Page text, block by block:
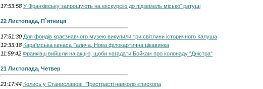
17:53:58 У Франківську запрошують на екскурсію до підземель міської ратуші
22 Листопада, П`ятниця
17:51:30 Для фондів краєзнавчого музею викупили три світлини історичного Калуша
12:33:18 Караїмська кенаса Галича. Нова філокартична цікавинка
11:59:42 Франківці вийшли на акцію, щоби нагадати Бойкам про колонаду "Дністра"
21 Листопада, Четвер
21:17:44 Колись у Станиславові. Пристрасті навколо єпископа